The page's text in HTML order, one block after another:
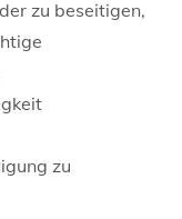
zu beseitigen,
zu